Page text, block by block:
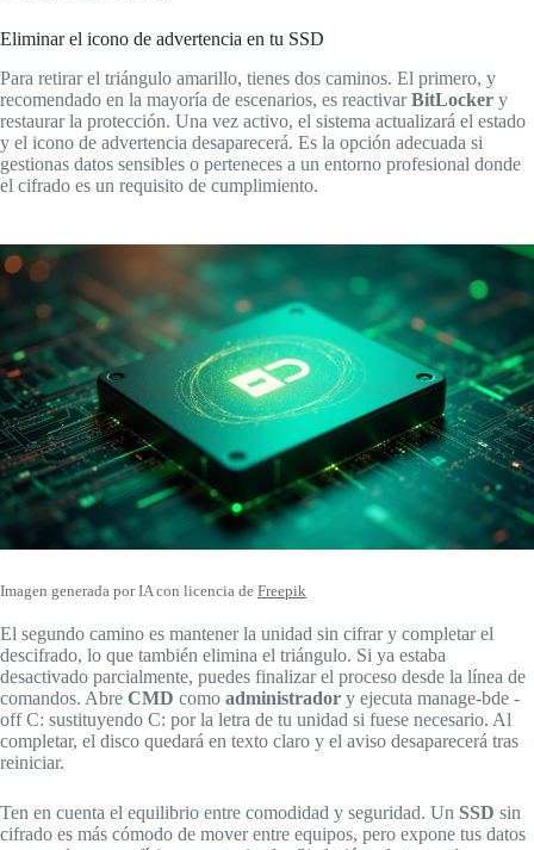
Eliminar el icono de advertencia en tu SSD
Para retirar el triángulo amarillo, tienes dos caminos. El primero, y
recomendado en la mayoría de escenarios, es reactivarBitLocker y
restaurar la protección. Una vez activo, el sistema actualizará el estado
y el icono de advertencia desaparecerá. Es la opción adecuada si
gestionas datos sensibles o perteneces a un entorno profesional donde
el cifrado es un requisito de cumplimiento.
Imagen generada por IA con licencia de Freepik
El segundo camino es mantener la unidad sin cifrar y completar el
descifrado, lo que también elimina el triángulo. Si ya estaba
desactivado parcialmente, puedes finalizar el proceso desde la línea de
comandos. Abre CMD como administrador y ejecuta manage-bde -
off C: sustituyendo C: por la letra de tu unidad si fuese necesario. Al
completar, el disco quedará en texto claro y el aviso desaparecerá tras
reiniciar.
Ten en cuenta el equilibrio entre comodidad y seguridad. Un SSD sin
cifrado es más cómodo de mover entre equipos, pero expone tus datos